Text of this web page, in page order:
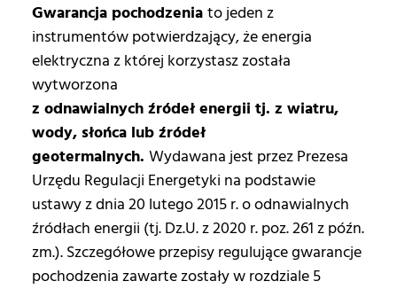
Gwarancja pochodzenia to jeden z
instrumentów potwierdzający, że energia
elektryczna z której korzystasz została
wytworzona
z odnawialnych źródeł energii tj. z wiatru,
wody, słońca lub źródeł
geotermalnych. Wydawana jest przez Prezesa
Urzędu Regulacji Energetyki na podstawie
ustawy z dnia 20 lutego 2015 r. o odnawialnych
źródłach energii (tj. Dz.U. z 2020 r. poz. 261 z późn.
zm.). Szczegółowe przepisy regulujące gwarancje
pochodzenia zawarte zostały w rozdziale 5